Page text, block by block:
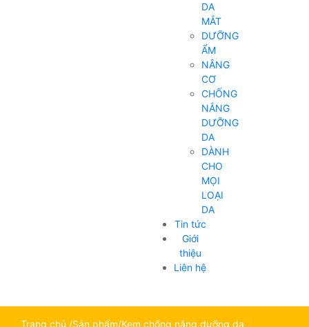
DA
MẮT
DƯỠNG
ẨM
NÂNG
CƠ
CHỐNG
NẮNG
DƯỠNG
DA
DÀNH
CHO
MỌI
LOẠI
DA
Tin tức
Giới
thiệu
Liên hệ
Trang chủ /Sản phẩm/Kem chống nắng dưỡng da